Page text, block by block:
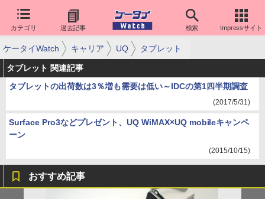
カテゴリ 過去記事 検索 Impressサイト
ケータイWatch キャリア UQ タブレット
タブレット 関連記事
タブレットの出荷数は3％増も需要は低い～IDCの第1四半期調査
(2017/5/31)
Surface Pro3などプレゼント、UQ WiMAX×UQ mobileキャンペ
ーン
(2015/10/15)
おすすめ記事